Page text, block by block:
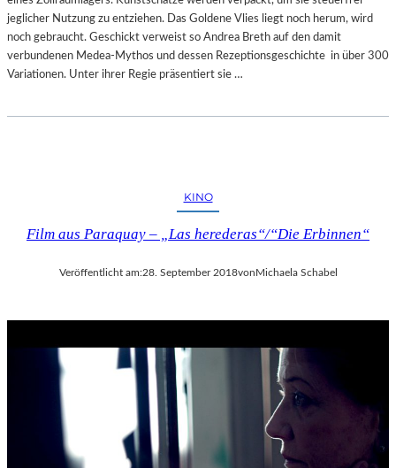
jeglicher Nutzung zu entziehen. Das Goldene Vlies liegt noch herum, wird
noch gebraucht. Geschickt verweist so Andrea Breth auf den damit
verbundenen Medea-Mythos und dessen Rezeptionsgeschichte in über 300
Variationen. Unter ihrer Regie präsentiert sie …
KINO
Film aus Paraquay – „Las herederas“/“Die Erbinnen“
Veröffentlicht am:28. September 2018vonMichaela Schabel